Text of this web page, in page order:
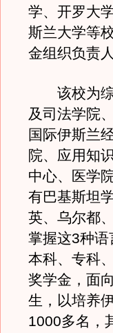
学、开罗大
斯兰大学等
金组织负责人
该校为综
及司法学院
国际伊斯兰
院、应用知
中心、医学
有巴基斯坦
英、乌尔都
掌握这3种
本科、专科
奖学金，面
生，以培养
1000多名，